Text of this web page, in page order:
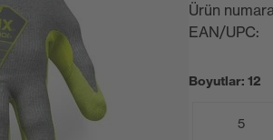
Ürün
EAN/UPC:
Boyutlar: 12
5